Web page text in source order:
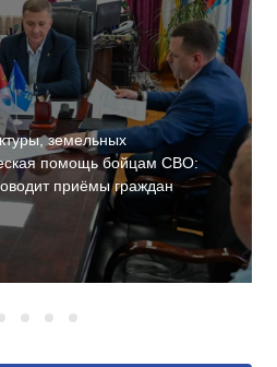
земельных
помощь бойцам СВО:
приёмы граждан